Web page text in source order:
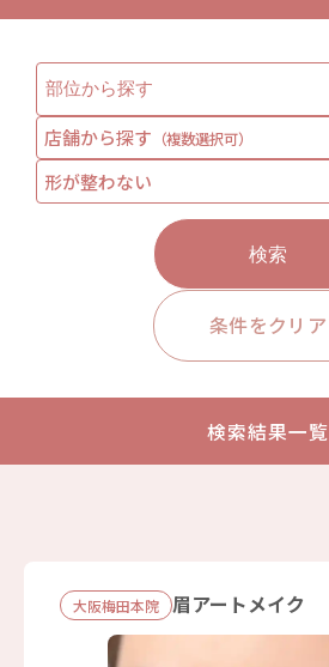
店舗から探す （複数選択可）
形が整わない
検索
条件をクリア
検索結果一覧
大阪梅田本院 眉アートメイク